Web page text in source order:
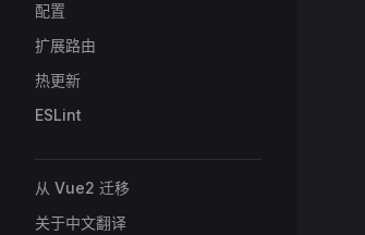
配置
扩展路由
热更新
ESLint
从 Vue2 迁移
关于中文翻译